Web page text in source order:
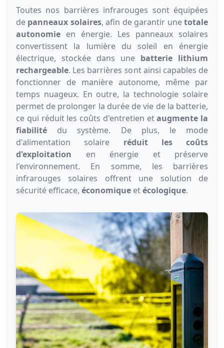
Toutes nos barrières infrarouges sont équipées
de panneaux solaires, afin de garantir unetotale
autonomie en énergie. Les panneaux solaires
convertissent la lumière du soleil en énergie
électrique, stockée dans une batterie lithium
rechargeable. Les barrières sont ainsi capables de
fonctionner de manière autonome, même par
temps nuageux. En outre, la technologie solaire
permet de prolonger la durée de vie de la batterie,
ce qui réduit les coûts d'entretien etaugmente la
fiabilité du système. De plus, le mode
d'alimentation solaire réduit les coûts
d'exploitation en énergie et préserve
l'environnement. En somme, les barrières
infrarouges solaires offrent une solution de
sécurité efficace, économique etécologique.